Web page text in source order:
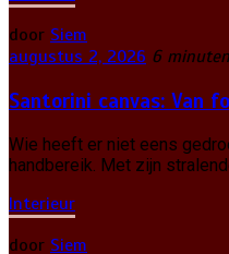
door Siem
augustus 2, 2026 6 minuten
Santorini canvas: Van
Wie heeft er niet eens
handbereik. Met zijn
Interieur
door Siem